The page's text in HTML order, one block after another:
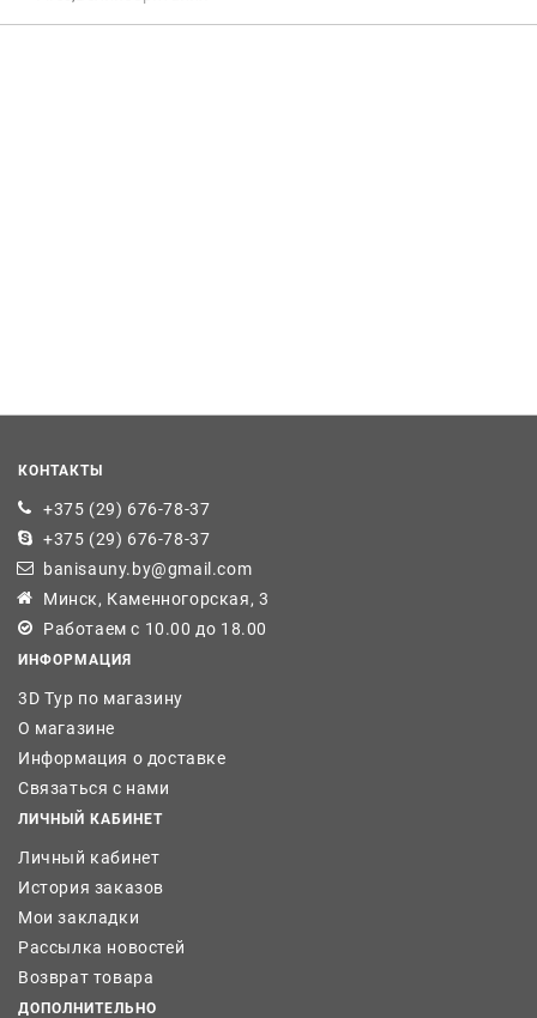
КОНТАКТЫ
+375 (29) 676-78-37
+375 (29) 676-78-37
banisauny.by@gmail.com
Минск, Каменногорская, 3
Работаем с 10.00 до 18.00
ИНФОРМАЦИЯ
3D Тур по магазину
О магазине
Информация о доставке
Связаться с нами
ЛИЧНЫЙ КАБИНЕТ
Личный кабинет
История заказов
Мои закладки
Рассылка новостей
Возврат товара
ДОПОЛНИТЕЛЬНО